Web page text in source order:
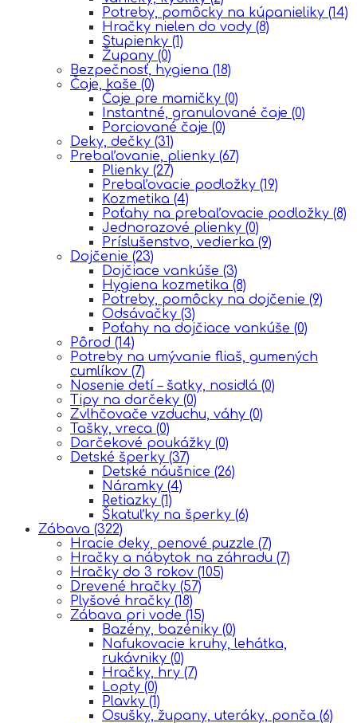
Potreby, pomôcky na kúpanieliky (14)
Hračky nielen do vody (8)
Stupienky (1)
Župany (0)
Bezpečnosť, hygiena (18)
Čaje, kaše (0)
Čaje pre mamičky (0)
Instantné, granulované čaje (0)
Porciované čaje (0)
Deky, dečky (31)
Prebaľovanie, plienky (67)
Plienky (27)
Prebaľovacie podložky (19)
Kozmetika (4)
Poťahy na prebaľovacie podložky (8)
Jednorazové plienky (0)
Príslušenstvo, vedierka (9)
Dojčenie (23)
Dojčiace vankúše (3)
Hygiena kozmetika (8)
Potreby, pomôcky na dojčenie (9)
Odsávačky (3)
Poťahy na dojčiace vankúše (0)
Pôrod (14)
Potreby na umývanie fliaš, gumených
cumlíkov (7)
Nosenie detí – šatky, nosidlá (0)
Tipy na darčeky (0)
Zvlhčovače vzduchu, váhy (0)
Tašky, vreca (0)
Darčekové poukážky (0)
Detské šperky (37)
Detské náušnice (26)
Náramky (4)
Retiazky (1)
Škatuľky na šperky (6)
Zábava (322)
Hracie deky, penové puzzle (7)
Hračky a nábytok na záhradu (7)
Hračky do 3 rokov (105)
Drevené hračky (57)
Plyšové hračky (18)
Zábava pri vode (15)
Bazény, bazéniky (0)
Nafukovacie kruhy, lehátka,
rukávniky (0)
Hračky, hry (7)
Lopty (0)
Plavky (1)
Osušky, župany, uteráky, ponča (6)